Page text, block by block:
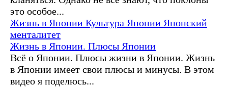
это особое...
Жизнь в Японии Культура Японии Японский
менталитет
Жизнь в Японии. Плюсы Японии
Всё о Японии. Плюсы жизни в Японии. Жизнь
в Японии имеет свои плюсы и минусы. В этом
видео я поделюсь...